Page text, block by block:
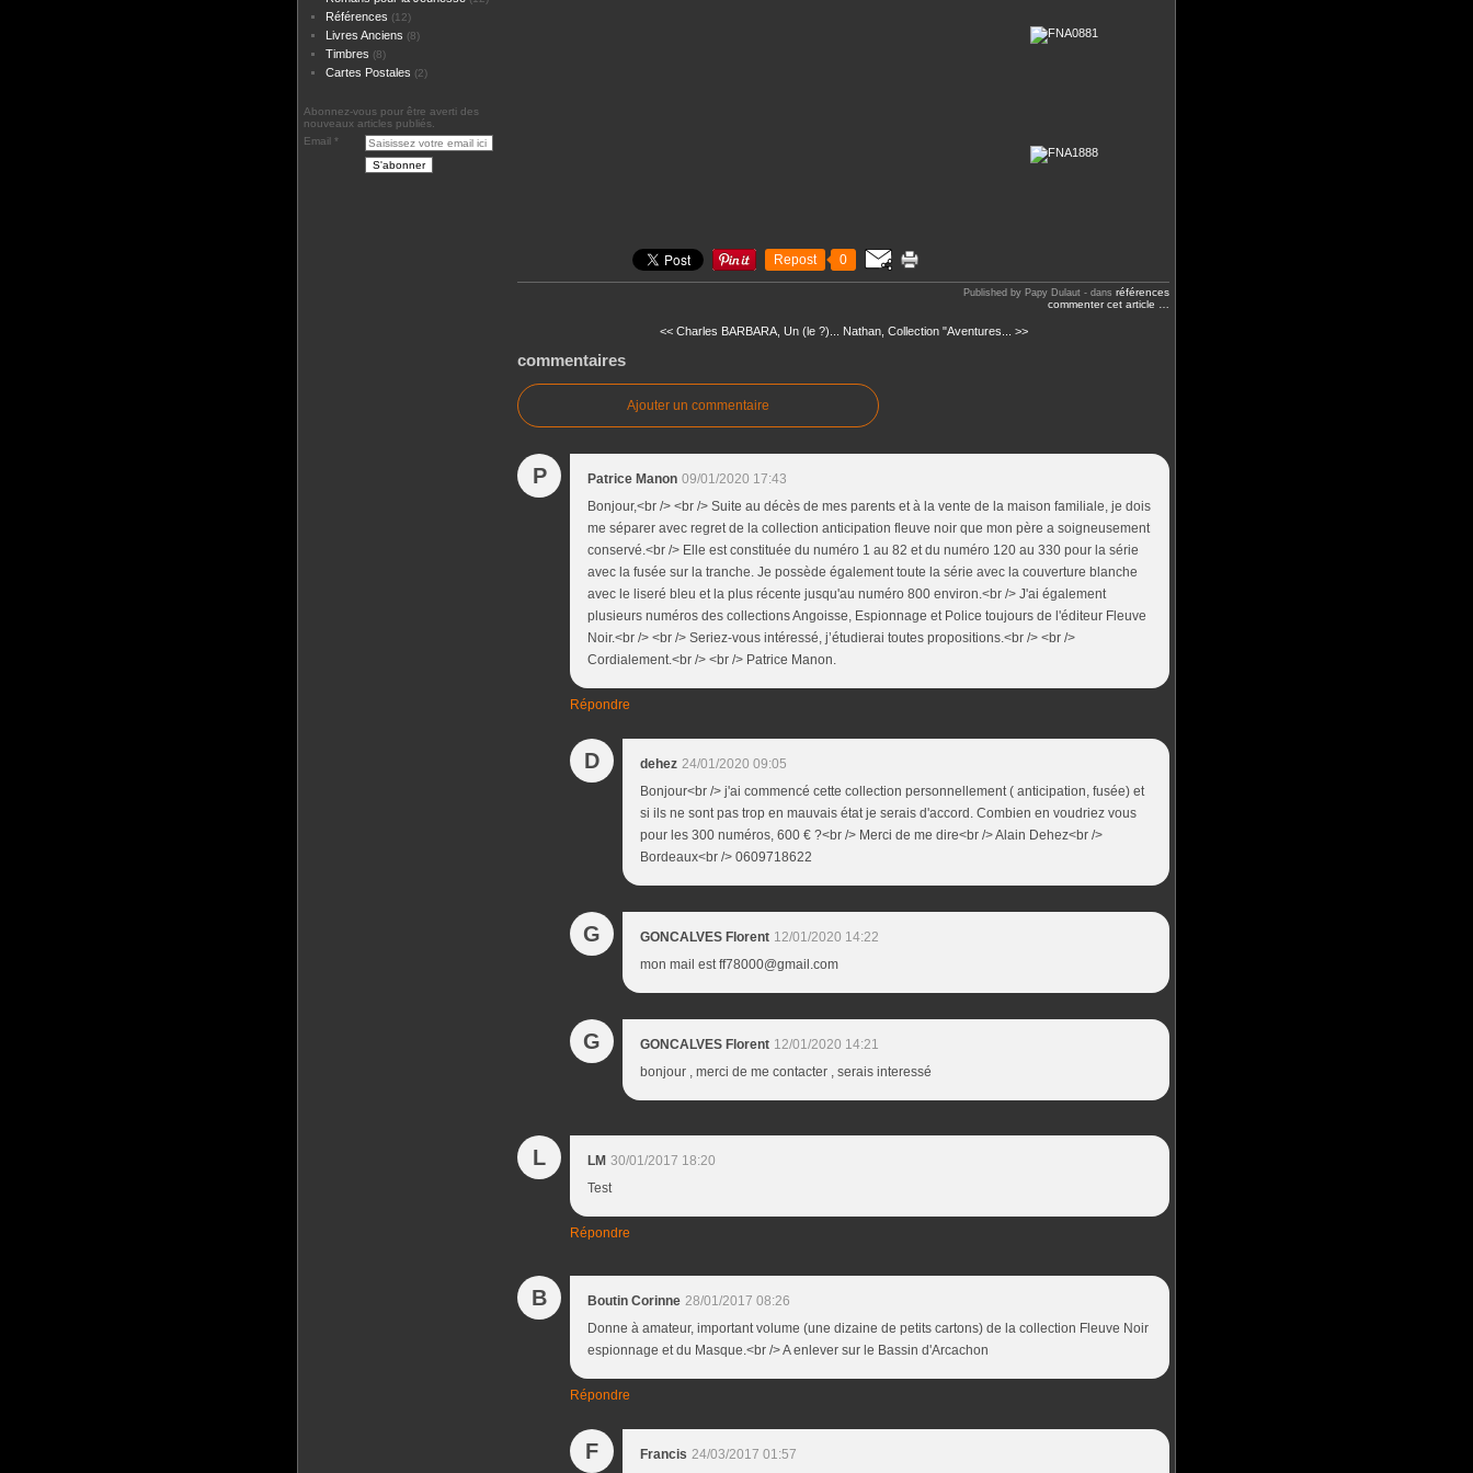
Références (12)
Livres Anciens (8)
Timbres (8)
Cartes Postales (2)
Abonnez-vous pour être averti des
nouveaux articles publiés.
Email
Repost 0
Published by Papy Dulaut - dans références
commenter cet article
<< Charles BARBARA, Un (le ?)... Nathan, Collection "Aventures... >>
commentaires
Ajouter un commentaire
P Patrice Manon 09/01/2020 17:43
Bonjour,<br /> <br /> Suite au décès de mes parents et à la vente de la maison familiale, je dois
me séparer avec regret de la collection anticipation fleuve noir que mon père a soigneusement
conservé.<br /> Elle est constituée du numéro 1 au 82 et du numéro 120 au 330 pour la série
avec la fusée sur la tranche. Je possède également toute la série avec la couverture blanche
avec le liseré bleu et la plus récente jusqu'au numéro 800 environ.<br /> J'ai également
plusieurs numéros des collections Angoisse, Espionnage et Police toujours de l'éditeur Fleuve
Noir.<br /> <br /> Seriez-vous intéressé, j’étudierai toutes propositions.<br /> <br />
Cordialement.<br /> <br /> Patrice Manon.
Répondre
D dehez 24/01/2020 09:05
Bonjour<br /> j'ai commencé cette collection personnellement ( anticipation, fusée) et
si ils ne sont pas trop en mauvais état je serais d'accord. Combien en voudriez vous
pour les 300 numéros, 600 € ?<br /> Merci de me dire<br /> Alain Dehez<br />
Bordeaux<br /> 0609718622
G GONCALVES Florent 12/01/2020 14:22
mon mail est ff78000@gmail.com
G GONCALVES Florent 12/01/2020 14:21
bonjour , merci de me contacter , serais interessé
L LM 30/01/2017 18:20
Test
Répondre
B Boutin Corinne 28/01/2017 08:26
Donne à amateur, important volume (une dizaine de petits cartons) de la collection Fleuve Noir
espionnage et du Masque.<br /> A enlever sur le Bassin d'Arcachon
Répondre
F Francis 24/03/2017 01:57